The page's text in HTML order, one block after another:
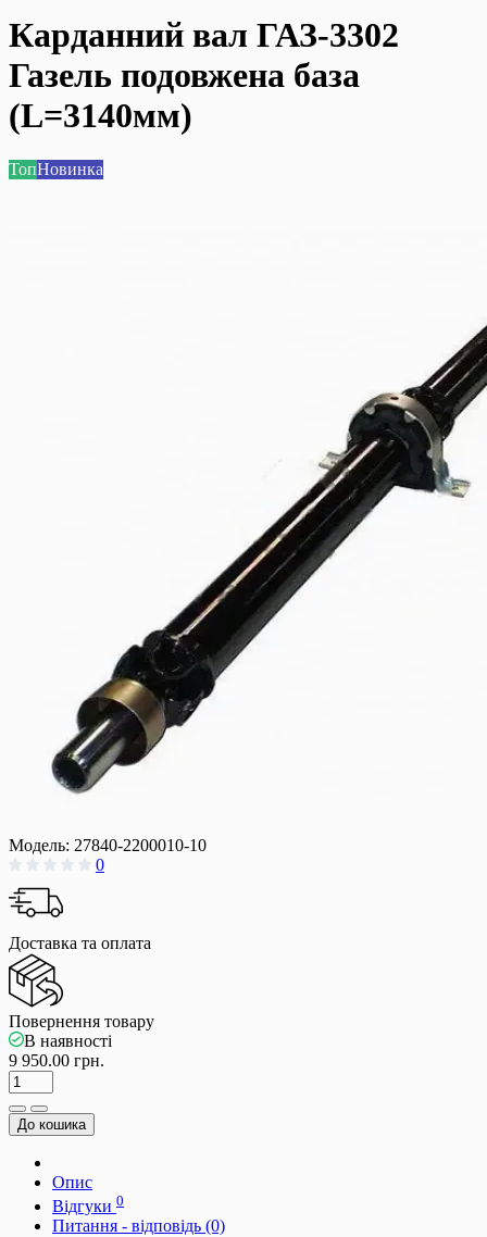
Карданний вал ГАЗ-3302
Газель подовжена база
(L=3140мм)
ТопНовинка
Модель: 27840-2200010-10
0
Доставка та оплата
Повернення товару
В наявності
9 950.00 грн.
До кошика
Опис
Відгуки 0
Питання - відповідь (0)